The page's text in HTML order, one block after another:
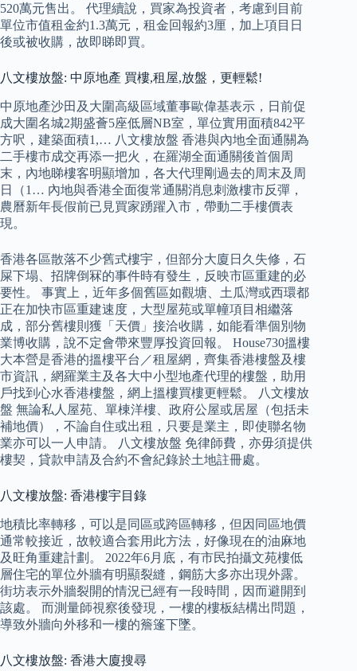
520萬元售出。 代理續說，買家為投資者，考慮到目前
單位市值租金約1.3萬元，租金回報約3厘，加上項目日
後或被收購，故即睇即買。
八文樓放盤: 中原地產 買樓,租屋,放盤，更輕鬆!
中原地產沙田及大圍高級區域董事歐偉基表示，日前促
成大圍名城2期盛薈5座低層NB室，單位實用面積842平
方呎，建築面積1,… 八文樓放盤 香港與內地全面通關為
二手樓市成交再添一把火，在羅湖全面通關後首個周
末，內地睇樓客明顯增加，各大代理剛過去的周末及周
日（1… 內地與香港全面復常通關消息刺激樓市反彈，
農曆新年長假前已見買家踴躍入市，帶動二手樓價表
現。
香港各區散落不少舊式樓宇，但部分大廈日久失修，石
屎下塌、招牌倒冧的事件時有發生，反映市區重建的必
要性。 事實上，近年多個舊區如觀塘、土瓜灣或西環都
正在加快市區重建速度，大型屋苑或單幢項目相繼落
成，部分舊樓則獲「天價」接洽收購，如能看準個別物
業博收購，說不定會帶來豐厚投資回報。 House730搵樓
大本營是香港的搵樓平台／租屋網，齊集香港樓盤及樓
市資訊，網羅業主及各大中小型地產代理的樓盤，助用
戶找到心水香港樓盤，網上搵樓買樓更輕鬆。 八文樓放
盤 無論私人屋苑、單棟洋樓、政府公屋或居屋（包括未
補地價），不論自住或出租，只要是業主，即使聯名物
業亦可以一人申請。 八文樓放盤 免律師費，亦毋須提供
樓契，貸款申請及合約不會紀錄於土地註冊處。
八文樓放盤: 香港樓宇目錄
地積比率轉移，可以是同區或跨區轉移，但因同區地價
通常較接近，故較適合套用此方法，好像現在的油麻地
及旺角重建計劃。 2022年6月底，有市民拍攝文苑樓低
層住宅的單位外牆有明顯裂縫，鋼筋大多亦出現外露。
街坊表示外牆裂開的情況已經有一段時間，因而避開到
該處。 而測量師視察後發現，一樓的樓板結構出問題，
導致外牆向外移和一樓的簷篷下墜。
八文樓放盤: 香港大廈搜尋